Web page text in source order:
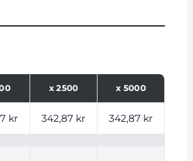
x2500 x 5000
kr 342,87 kr 342,87 kr